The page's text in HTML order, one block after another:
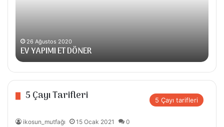
26 Ağustos 2020
EV YAPIMI ET DÖNER
5 Çayı Tarifleri 5 Çayı tarifleri
ikosun_mutfağı 15 Ocak 2021 0